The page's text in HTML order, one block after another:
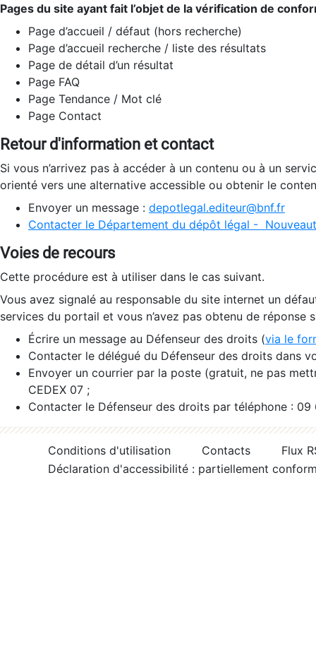
Pages du site ayant fait l’objet de la vérification de
Page d’accueil / défaut (hors recherche)
Page d’accueil recherche / liste des résultats
Page de détail d’un résultat
Page FAQ
Page Tendance / Mot clé
Page Contact
Retour d'information et contact
Si vous n’arrivez pas à accéder à un contenu ou à un
orienté vers une alternative accessible ou obtenir le
Envoyer un message : depotlegal.editeur@bnf.fr
Contacter le Département du dépôt légal -
Voies de recours
Cette procédure est à utiliser dans le cas suivant.
Vous avez signalé au responsable du site internet un
services du portail et vous n’avez pas obtenu de réponse
Écrire un message au Défenseur des droits (via le
Contacter le délégué du Défenseur des droits dans
Envoyer un courrier par la poste (gratuit, ne pas
CEDEX 07 ;
Contacter le Défenseur des droits par téléphone :
Conditions d'utilisation Contacts
Flux
Déclaration d'accessibilité : partiellement